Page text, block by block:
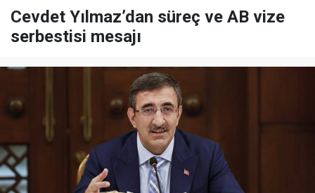
Cevdet Yılmaz’dan süreç ve AB vize
serbestisi mesajı